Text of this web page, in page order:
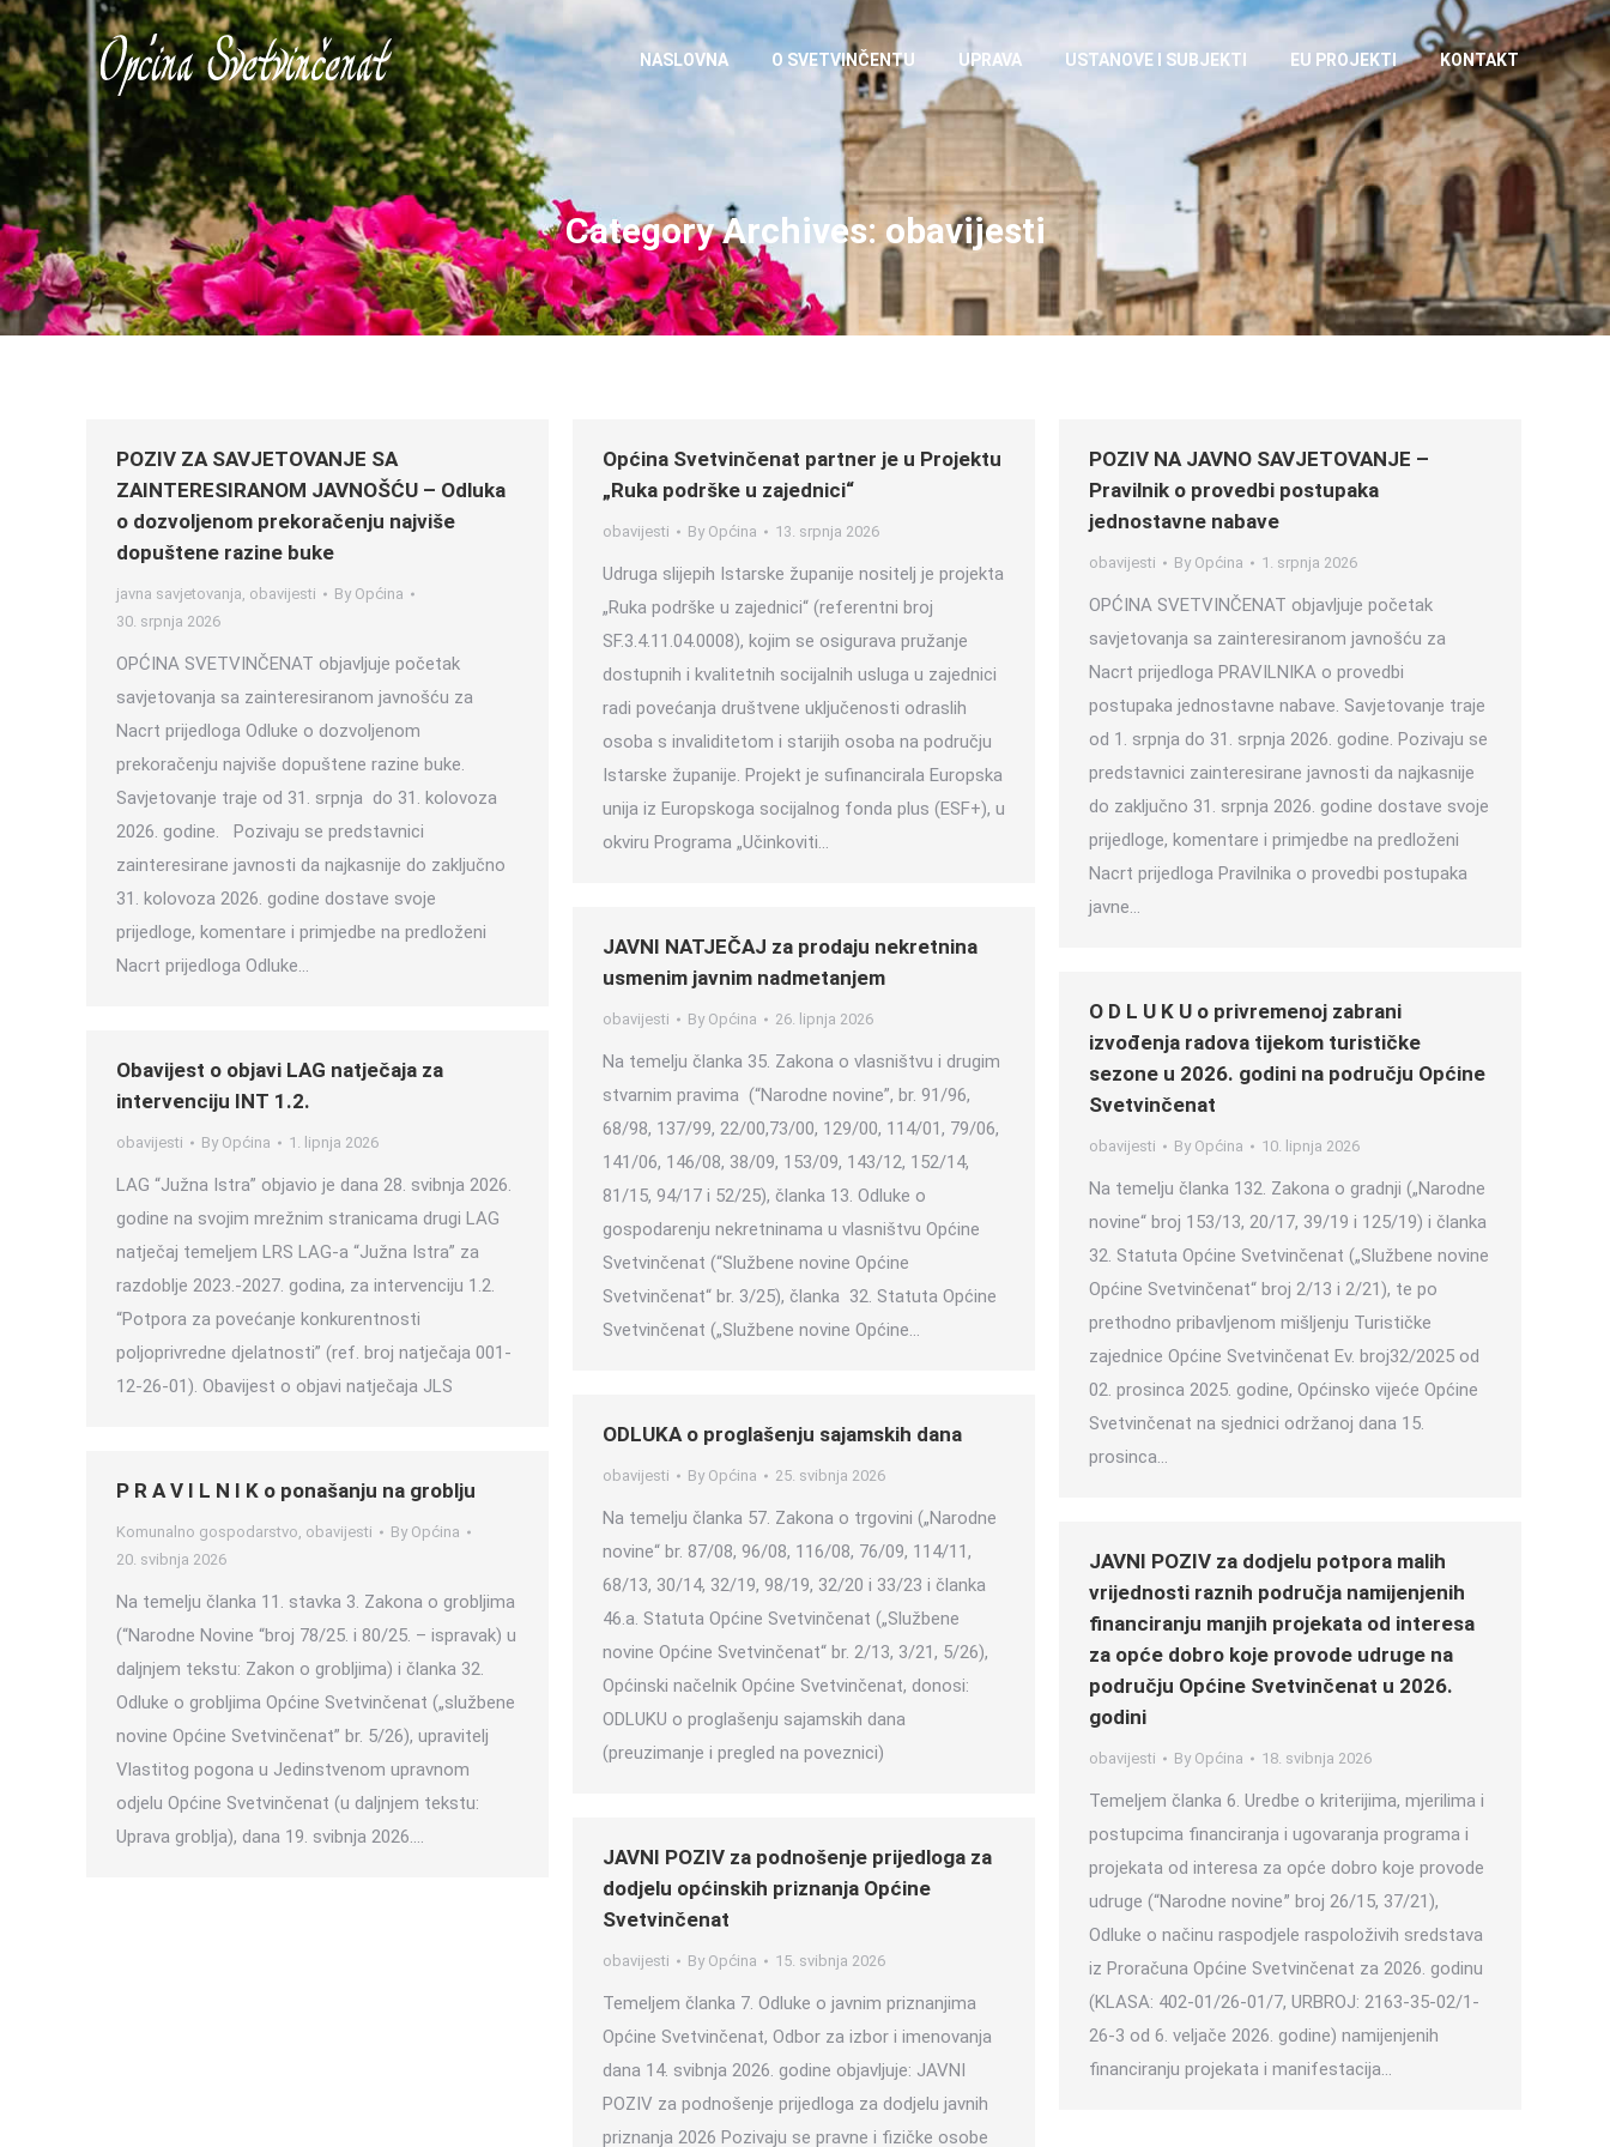
NASLOVNA O SVETVINČENTU UPRAVA USTANOVE I SUBJEKTI EU PROJEKTI KONTAKT
Category Archives: obavijesti
POZIV ZA SAVJETOVANJE SA
ZAINTERESIRANOM JAVNOŠĆU – Odluka
o dozvoljenom prekoračenju najviše
dopuštene razine buke
javna savjetovanja, obavijesti By Općina
30. srpnja 2026
OPĆINA SVETVINČENAT objavljuje početak
savjetovanja sa zainteresiranom javnošću za
Nacrt prijedloga Odluke o dozvoljenom
prekoračenju najviše dopuštene razine buke.
Savjetovanje traje od 31. srpnja do 31. kolovoza
2026. godine. Pozivaju se predstavnici
zainteresirane javnosti da najkasnije do zaključno
31. kolovoza 2026. godine dostave svoje
prijedloge, komentare i primjedbe na predloženi
Nacrt prijedloga Odluke…
Općina Svetvinčenat partner je u Projektu
„Ruka podrške u zajednici“
obavijesti By Općina 13. srpnja 2026
Udruga slijepih Istarske županije nositelj je projekta
„Ruka podrške u zajednici“ (referentni broj
SF.3.4.11.04.0008), kojim se osigurava pružanje
dostupnih i kvalitetnih socijalnih usluga u zajednici
radi povećanja društvene uključenosti odraslih
osoba s invaliditetom i starijih osoba na području
Istarske županije. Projekt je sufinancirala Europska
unija iz Europskoga socijalnog fonda plus (ESF+), u
okviru Programa „Učinkoviti…
POZIV NA JAVNO SAVJETOVANJE –
Pravilnik o provedbi postupaka
jednostavne nabave
obavijesti By Općina 1. srpnja 2026
OPĆINA SVETVINČENAT objavljuje početak
savjetovanja sa zainteresiranom javnošću za
Nacrt prijedloga PRAVILNIKA o provedbi
postupaka jednostavne nabave. Savjetovanje traje
od 1. srpnja do 31. srpnja 2026. godine. Pozivaju se
predstavnici zainteresirane javnosti da najkasnije
do zaključno 31. srpnja 2026. godine dostave svoje
prijedloge, komentare i primjedbe na predloženi
Nacrt prijedloga Pravilnika o provedbi postupaka
javne…
JAVNI NATJEČAJ za prodaju nekretnina
usmenim javnim nadmetanjem
obavijesti By Općina 26. lipnja 2026
Na temelju članka 35. Zakona o vlasništvu i drugim
stvarnim pravima (“Narodne novine”, br. 91/96,
68/98, 137/99, 22/00,73/00, 129/00, 114/01, 79/06,
141/06, 146/08, 38/09, 153/09, 143/12, 152/14,
81/15, 94/17 i 52/25), članka 13. Odluke o
gospodarenju nekretninama u vlasništvu Općine
Svetvinčenat (“Službene novine Općine
Svetvinčenat“ br. 3/25), članka 32. Statuta Općine
Svetvinčenat („Službene novine Općine…
O D L U K U o privremenoj zabrani
izvođenja radova tijekom turističke
sezone u 2026. godini na području Općine
Svetvinčenat
obavijesti By Općina 10. lipnja 2026
Na temelju članka 132. Zakona o gradnji („Narodne
novine“ broj 153/13, 20/17, 39/19 i 125/19) i članka
32. Statuta Općine Svetvinčenat („Službene novine
Općine Svetvinčenat“ broj 2/13 i 2/21), te po
prethodno pribavljenom mišljenju Turističke
zajednice Općine Svetvinčenat Ev. broj32/2025 od
02. prosinca 2025. godine, Općinsko vijeće Općine
Svetvinčenat na sjednici održanoj dana 15.
prosinca…
Obavijest o objavi LAG natječaja za
intervenciju INT 1.2.
obavijesti By Općina 1. lipnja 2026
LAG “Južna Istra” objavio je dana 28. svibnja 2026.
godine na svojim mrežnim stranicama drugi LAG
natječaj temeljem LRS LAG-a “Južna Istra” za
razdoblje 2023.-2027. godina, za intervenciju 1.2.
“Potpora za povećanje konkurentnosti
poljoprivredne djelatnosti” (ref. broj natječaja 001-
12-26-01). Obavijest o objavi natječaja JLS
ODLUKA o proglašenju sajamskih dana
obavijesti By Općina 25. svibnja 2026
Na temelju članka 57. Zakona o trgovini („Narodne
novine“ br. 87/08, 96/08, 116/08, 76/09, 114/11,
68/13, 30/14, 32/19, 98/19, 32/20 i 33/23 i članka
46.a. Statuta Općine Svetvinčenat („Službene
novine Općine Svetvinčenat“ br. 2/13, 3/21, 5/26),
Općinski načelnik Općine Svetvinčenat, donosi:
ODLUKU o proglašenju sajamskih dana
(preuzimanje i pregled na poveznici)
P R A V I L N I K o ponašanju na groblju
Komunalno gospodarstvo, obavijesti By Općina
20. svibnja 2026
Na temelju članka 11. stavka 3. Zakona o grobljima
(“Narodne Novine “broj 78/25. i 80/25. – ispravak) u
daljnjem tekstu: Zakon o grobljima) i članka 32.
Odluke o grobljima Općine Svetvinčenat („službene
novine Općine Svetvinčenat” br. 5/26), upravitelj
Vlastitog pogona u Jedinstvenom upravnom
odjelu Općine Svetvinčenat (u daljnjem tekstu:
Uprava groblja), dana 19. svibnja 2026.…
JAVNI POZIV za dodjelu potpora malih
vrijednosti raznih područja namijenjenih
financiranju manjih projekata od interesa
za opće dobro koje provode udruge na
području Općine Svetvinčenat u 2026.
godini
obavijesti By Općina 18. svibnja 2026
Temeljem članka 6. Uredbe o kriterijima, mjerilima i
postupcima financiranja i ugovaranja programa i
projekata od interesa za opće dobro koje provode
udruge (“Narodne novineˮ broj 26/15, 37/21),
Odluke o načinu raspodjele raspoloživih sredstava
iz Proračuna Općine Svetvinčenat za 2026. godinu
(KLASA: 402-01/26-01/7, URBROJ: 2163-35-02/1-
26-3 od 6. veljače 2026. godine) namijenjenih
financiranju projekata i manifestacija…
JAVNI POZIV za podnošenje prijedloga za
dodjelu općinskih priznanja Općine
Svetvinčenat
obavijesti By Općina 15. svibnja 2026
Temeljem članka 7. Odluke o javnim priznanjima
Općine Svetvinčenat, Odbor za izbor i imenovanja
dana 14. svibnja 2026. godine objavljuje: JAVNI
POZIV za podnošenje prijedloga za dodjelu javnih
priznanja 2026 Pozivaju se pravne i fizičke osobe